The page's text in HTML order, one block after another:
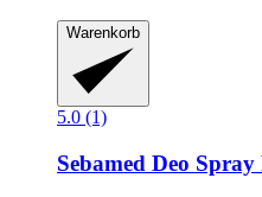
Warenkorb
5.0 (1)
Sebamed Deo Spray